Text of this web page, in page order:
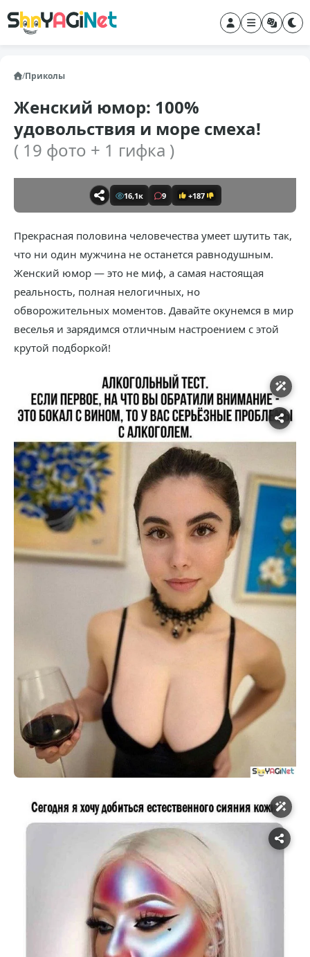
/Приколы
Женский юмор: 100%
удовольствия и море смеха!
( 19 фото + 1 гифка )
16,1к 9 +187
Прекрасная половина человечества умеет шутить так,
что ни один мужчина не останется равнодушным.
Женский юмор — это не миф, а самая настоящая
реальность, полная нелогичных, но
обворожительных моментов. Давайте окунемся в мир
веселья и зарядимся отличным настроением с этой
крутой подборкой!